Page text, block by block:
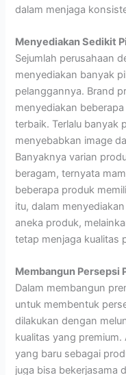
dalam menjaga
Menyediakan Sedikit
Sejumlah perusahaan
menyediakan banyak
pelanggannya. Brand
menyediakan
terbaik. Terlalu banyak
menyebabkan image
Banyaknya varian
beragam, ternyata
beberapa produk
itu, dalam
aneka produk,
tetap menjaga kualitas
Membangun Persepsi
Dalam membangun
untuk membentuk
dilakukan dengan
kualitas yang
yang baru sebagai
juga bisa bekerjasama